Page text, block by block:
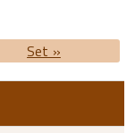
Set »